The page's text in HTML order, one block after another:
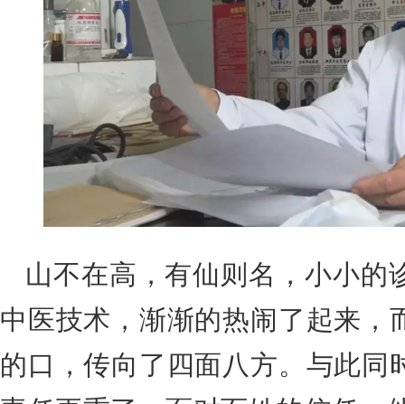
山不在高，有仙则名，小小的
中医技术，渐渐的热闹了起来，
的口，传向了四面八方。与此同